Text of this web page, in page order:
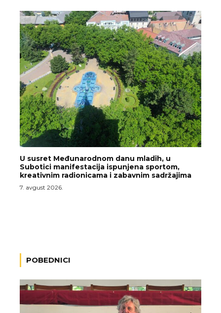
U susret Međunarodnom danu mladih, u
Subotici manifestacija ispunjena sportom,
kreativnim radionicama i zabavnim sadržajima
7. avgust 2026.
POBEDNICI